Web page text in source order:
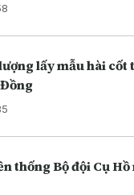
lấy mẫu hài
thống Bộ đội Cụ